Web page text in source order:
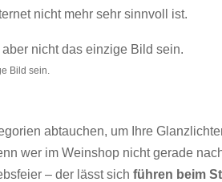
nicht mehr sehr sinnvoll ist.
Bild sein.
abtauchen, um Ihre
wer im Weinshop nicht gerade
– der lässt sichführen beim